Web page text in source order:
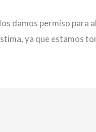
damos permiso para
ya que estamos